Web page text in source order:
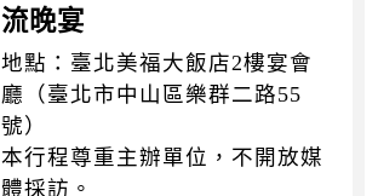
流晚宴
地點：臺北美福大飯店2樓宴會
廳（臺北市中山區樂群二路55
號）
本行程尊重主辦單位，不開放媒
體採訪。